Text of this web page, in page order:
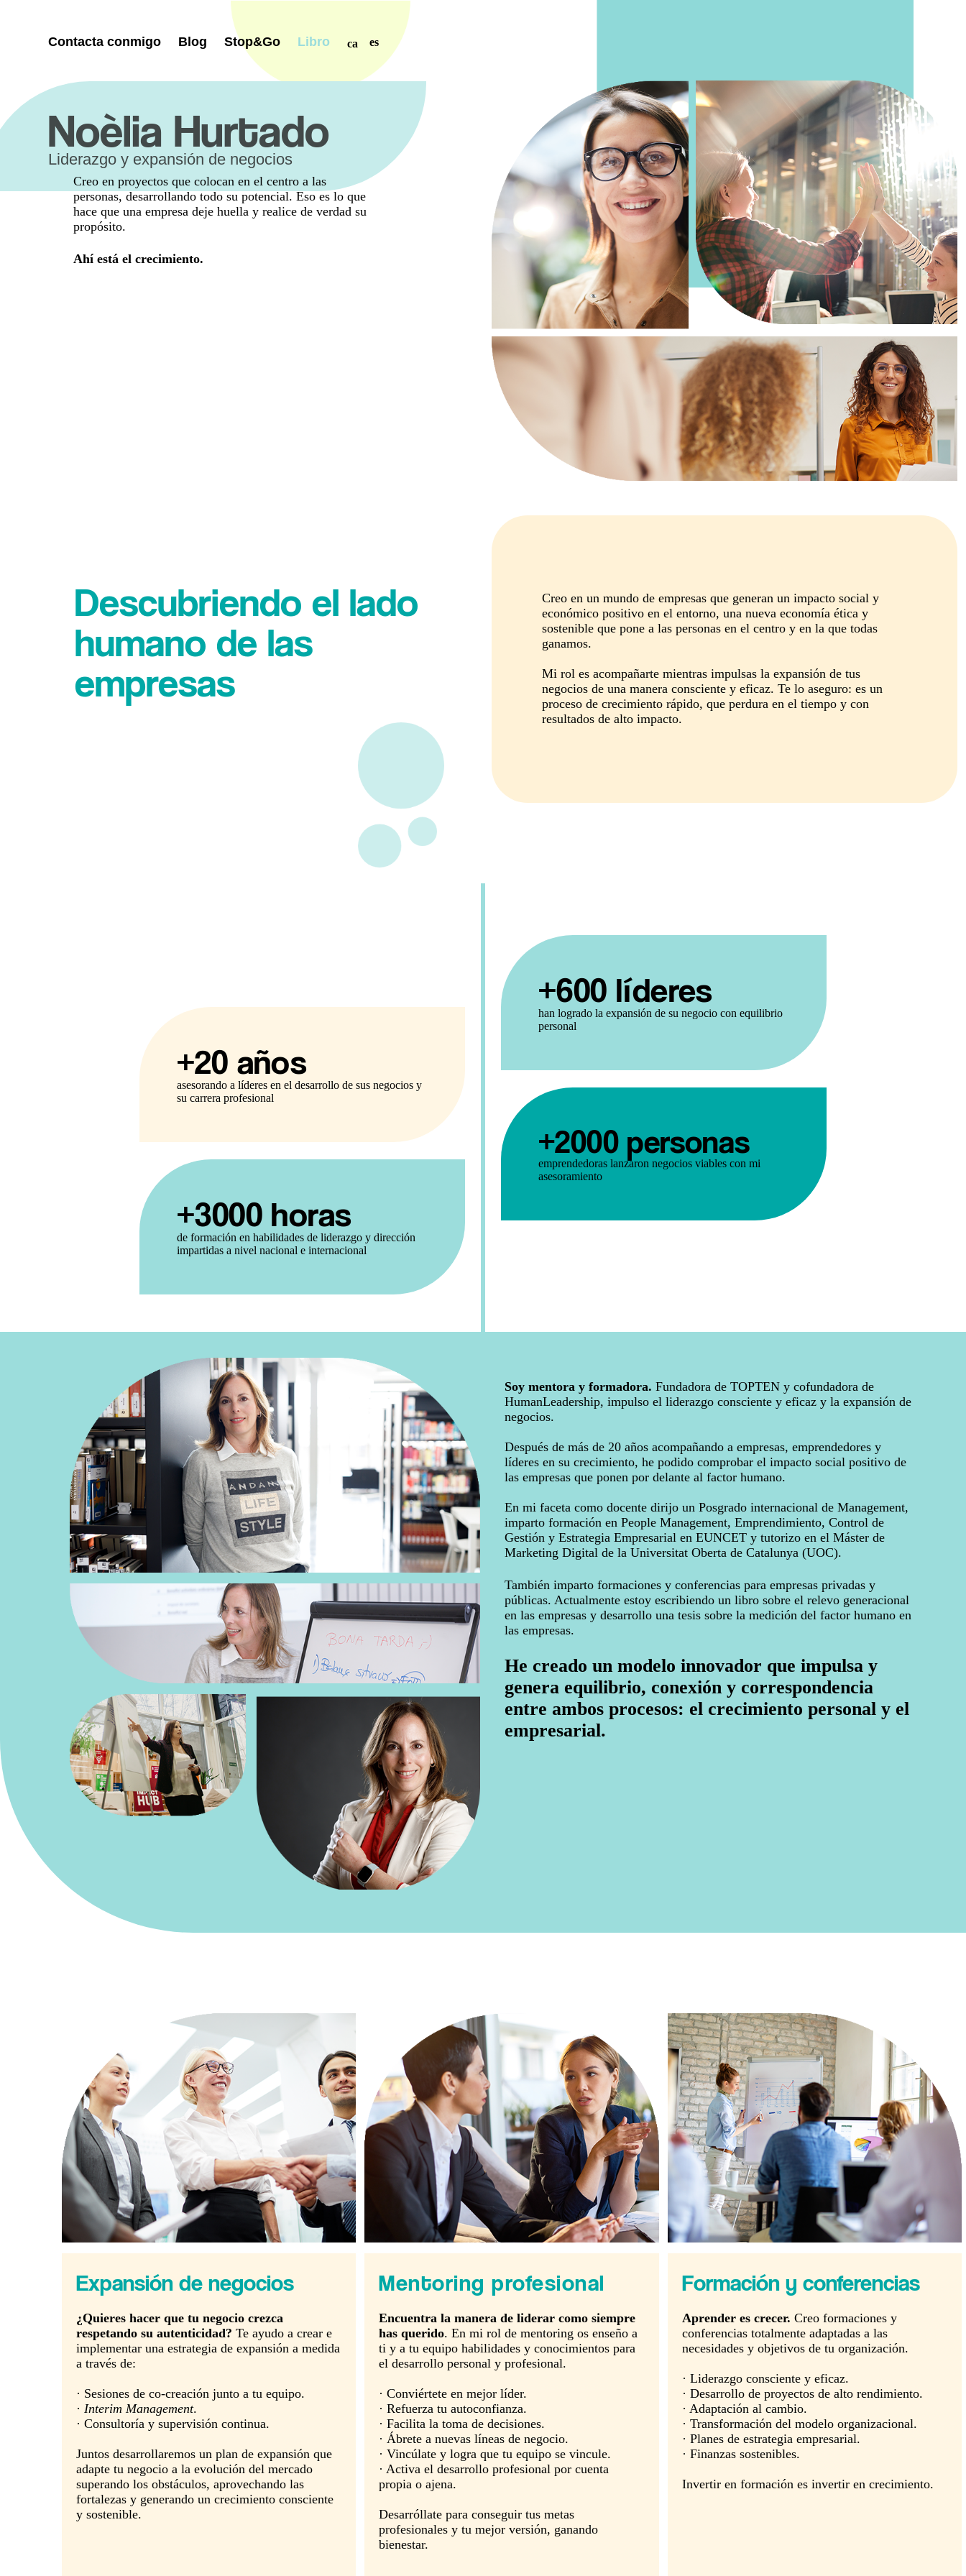
Contacta conmigo Blog Stop&Go Libro ca es
Noèlia Hurtado
Liderazgo y expansión de negocios
Creo en proyectos que colocan en el centro a las
personas, desarrollando todo su potencial. Eso es lo que
hace que una empresa deje huella y realice de verdad su
propósito.
Ahí está el crecimiento.
Descubriendo el lado
humano de las
empresas
Creo en un mundo de empresas que generan un impacto social y
económico positivo en el entorno, una nueva economía ética y
sostenible que pone a las personas en el centro y en la que todas
ganamos.
Mi rol es acompañarte mientras impulsas la expansión de tus
negocios de una manera consciente y eficaz. Te lo aseguro: es un
proceso de crecimiento rápido, que perdura en el tiempo y con
resultados de alto impacto.
+20 años
asesorando a líderes en el desarrollo de sus negocios y
su carrera profesional
+3000 horas
de formación en habilidades de liderazgo y dirección
impartidas a nivel nacional e internacional
+600 líderes
han logrado la expansión de su negocio con equilibrio
personal
+2000 personas
emprendedoras lanzaron negocios viables con mi
asesoramiento
Soy mentora y formadora. Fundadora de TOPTEN y cofundadora de
HumanLeadership, impulso el liderazgo consciente y eficaz y la expansión de
negocios.
Después de más de 20 años acompañando a empresas, emprendedores y
líderes en su crecimiento, he podido comprobar el impacto social positivo de
las empresas que ponen por delante al factor humano.
En mi faceta como docente dirijo un Posgrado internacional de Management,
imparto formación en People Management, Emprendimiento, Control de
Gestión y Estrategia Empresarial en EUNCET y tutorizo en el Máster de
Marketing Digital de la Universitat Oberta de Catalunya (UOC).
También imparto formaciones y conferencias para empresas privadas y
públicas. Actualmente estoy escribiendo un libro sobre el relevo generacional
en las empresas y desarrollo una tesis sobre la medición del factor humano en
las empresas.
He creado un modelo innovador que impulsa y
genera equilibrio, conexión y correspondencia
entre ambos procesos: el crecimiento personal y el
empresarial.
Expansión de negocios
¿Quieres hacer que tu negocio crezca
respetando su autenticidad? Te ayudo a crear e
implementar una estrategia de expansión a medida
a través de:
· Sesiones de co-creación junto a tu equipo.
· Interim Management.
· Consultoría y supervisión continua.
Juntos desarrollaremos un plan de expansión que
adapte tu negocio a la evolución del mercado
superando los obstáculos, aprovechando las
fortalezas y generando un crecimiento consciente
y sostenible.
Mentoring profesional
Encuentra la manera de liderar como siempre
has querido. En mi rol de mentoring os enseño a
ti y a tu equipo habilidades y conocimientos para
el desarrollo personal y profesional.
· Conviértete en mejor líder.
· Refuerza tu autoconfianza.
· Facilita la toma de decisiones.
· Ábrete a nuevas líneas de negocio.
· Vincúlate y logra que tu equipo se vincule.
· Activa el desarrollo profesional por cuenta
propia o ajena.
Desarróllate para conseguir tus metas
profesionales y tu mejor versión, ganando
bienestar.
Formación y conferencias
Aprender es crecer. Creo formaciones y
conferencias totalmente adaptadas a las
necesidades y objetivos de tu organización.
· Liderazgo consciente y eficaz.
· Desarrollo de proyectos de alto rendimiento.
· Adaptación al cambio.
· Transformación del modelo organizacional.
· Planes de estrategia empresarial.
· Finanzas sostenibles.
Invertir en formación es invertir en crecimiento.